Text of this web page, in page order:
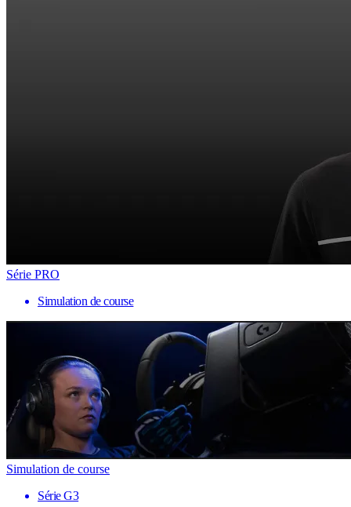
Série PRO
Simulation de course
Simulation de course
Série G3